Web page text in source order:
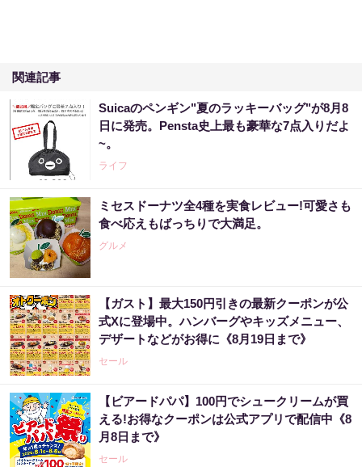
関連記事
Suicaのペンギン"夏のラッキーバッグ"が8月8
日に発売。Pensta史上最も豪華な7点入りだよ
~。
ライフ
ミセスドーナツ全4種を実食レビュー!可愛さも
食べ応えもばっちりで大満足。
グルメ
【ガスト】最大150円引きの最新クーポンが公
式Xに登場中。ハンバーグやキッズメニュー、
デザートなどがお得に《8月19日まで》
セール
【ビアードパパ】100円でシュークリームが買
える!お得なクーポンは公式アプリで配信中《8
月8日まで》
セール